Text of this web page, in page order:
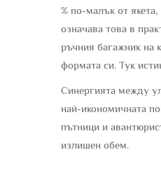
% по-малък от
означава това в
ръчния багажник на
формата си. Тук
Синергията между
най-икономичната
пътници и
излишен обем.